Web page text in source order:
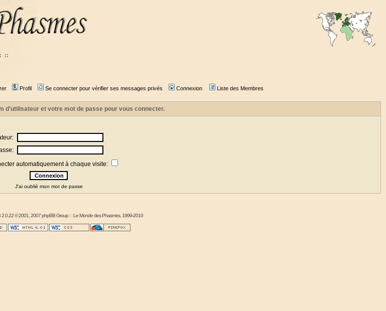
::
Profil Se connecter pour vérifier ses messages privés Connexion Liste des Membres
d'utilisateur et votre mot de passe pour vous connecter.
automatiquement à chaque visite:
J'ai oublié mon mot de passe
2.0.22 © 2001, 2007 phpBB Group : :Le Monde des Phasmes, 1999-2010